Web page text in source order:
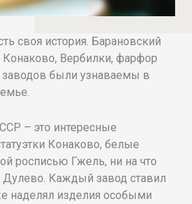
своя история. Барановский
Вербилки, фарфор
были узнаваемы в
– это интересные
Конаково, белые
росписью Гжель, ни на что
Каждый завод ставил
наделял изделия особыми